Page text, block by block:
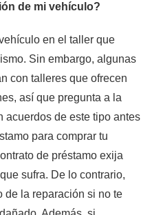
de mi vehículo?
en el taller que
Sin embargo, algunas
con talleres que ofrecen
así que pregunta a la
acuerdos de este tipo antes
para comprar tu
de préstamo exija
sufra. De lo contrario,
de la reparación si no te